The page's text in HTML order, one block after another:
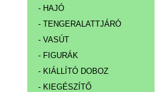
- HAJÓ
- TENGERALATTJÁRÓ
- VASÚT
- FIGURÁK
- KIÁLLÍTÓ DOBOZ
- KIEGÉSZÍTŐ